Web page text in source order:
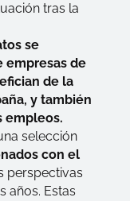
tras la
se
empresas de
de la
y también
empleos.
selección
con el
perspectivas
años. Estas